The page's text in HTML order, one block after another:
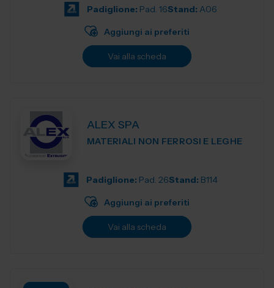
Padiglione: Pad. 16Stand: A06
Aggiungi ai preferiti
Vai alla scheda
ALEX SPA
MATERIALI NON FERROSI E LEGHE
Padiglione: Pad. 26Stand: B114
Aggiungi ai preferiti
Vai alla scheda